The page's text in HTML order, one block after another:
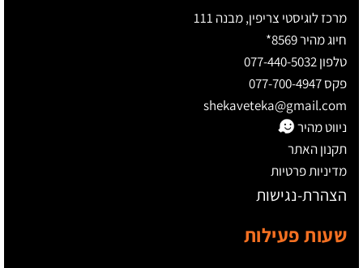
מרכז לוגיסטי צריפין, מבנה 111
חיוג מהיר 8569*
טלפון 077-440-5032
פקס 077-700-4947
shekaveteka@gmail.com
ניווט מהיר
תקנון האתר
מדיניות פרטיות
הצהרת-נגישות
שעות פעילות